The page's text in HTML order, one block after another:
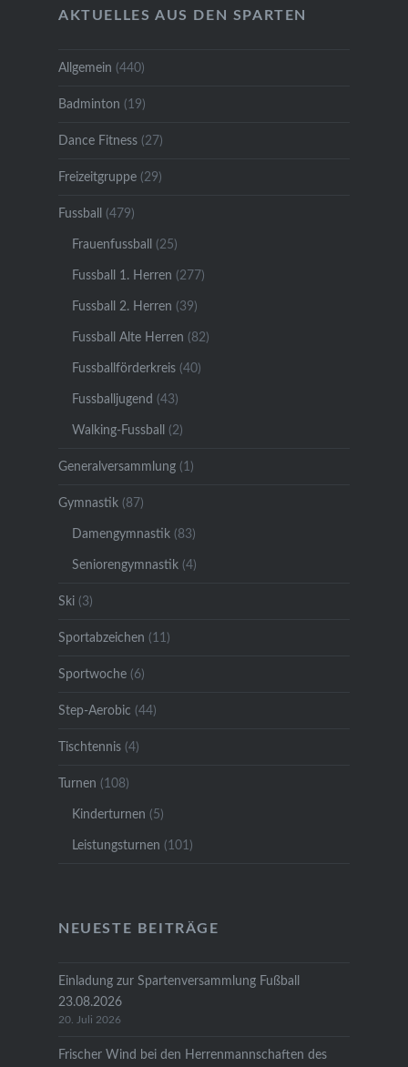
AKTUELLES AUS DEN SPARTEN
Allgemein (440)
Badminton (19)
Dance Fitness(27)
Freizeitgruppe(29)
Fussball (479)
Frauenfussball (25)
Fussball 1. Herren (277)
Fussball 2. Herren (39)
Fussball Alte Herren (82)
Fussballförderkreis(40)
Fussballjugend (43)
Walking-Fussball (2)
Generalversammlung(1)
Gymnastik(87)
Damengymnastik(83)
Seniorengymnastik(4)
Ski(3)
Sportabzeichen (11)
Sportwoche(6)
Step-Aerobic (44)
Tischtennis(4)
Turnen (108)
Kinderturnen (5)
Leistungsturnen (101)
NEUESTE BEITRÄGE
Einladung zur Spartenversammlung Fußball
23.08.2026
20. Juli 2026
Frischer Wind bei den Herrenmannschaften des